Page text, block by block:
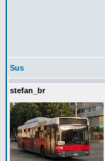
Sus
stefan_br